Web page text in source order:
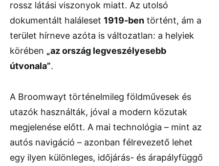
rossz látási viszonyok miatt. Az utolsó
dokumentált haláleset 1919-ben történt, ám a
terület hírneve azóta is változatlan: a helyiek
körében „az ország legveszélyesebb
útvonala”.
A Broomwayt történelmileg földművesek és
utazók használták, jóval a modern közutak
megjelenése előtt. A mai technológia – mint az
autós navigáció – azonban félrevezető lehet
egy ilyen különleges, időjárás- és árapályfüggő